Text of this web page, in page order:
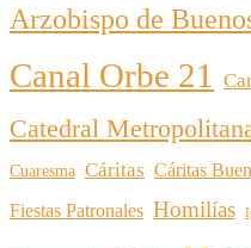
Arzobispo de
Canal Orbe 21
Catedral
Cuaresma Cáritas Cáritas
Fiestas Patronales Homilías